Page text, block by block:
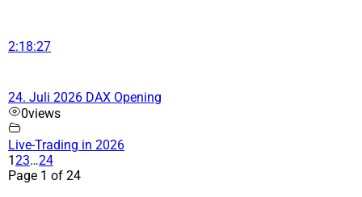
2:18:27
24. Juli 2026 DAX Opening
0views
Live-Trading in 2026
123…24
Page 1 of 24